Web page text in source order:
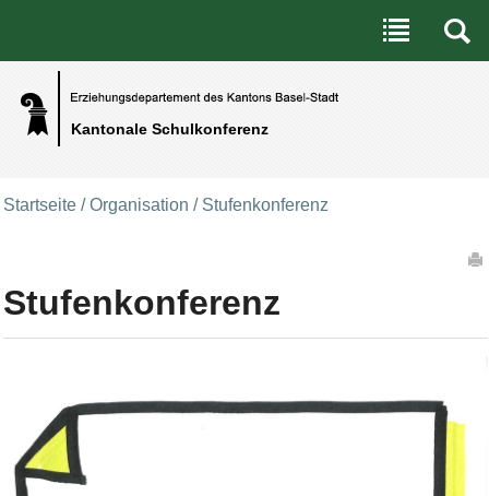
Kantonale Schulkonferenz
Benutzerspezifische Werkzeuge
Direkt zum Inhalt|Direkt zur Navigation
Startseite /Organisation / Stufenkonferenz
Stufenkonferenz